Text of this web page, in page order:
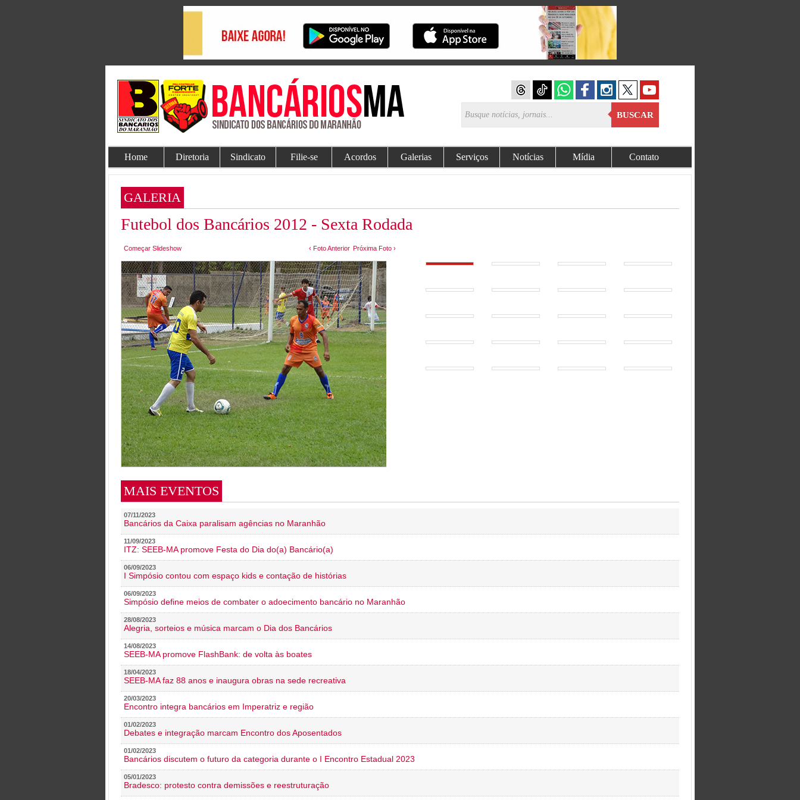
BUSCAR
Home Diretoria Sindicato Filie-se Acordos Galerias Serviços Notícias Mídia Contato
GALERIA
Futebol dos Bancários 2012 - Sexta Rodada
Começar Slideshow ‹ Foto Anterior Próxima Foto ›
MAIS EVENTOS
07/11/2023
Bancários da Caixa paralisam agências no Maranhão
11/09/2023
ITZ: SEEB-MA promove Festa do Dia do(a) Bancário(a)
06/09/2023
I Simpósio contou com espaço kids e contação de histórias
06/09/2023
Simpósio define meios de combater o adoecimento bancário no Maranhão
28/08/2023
Alegria, sorteios e música marcam o Dia dos Bancários
14/08/2023
SEEB-MA promove FlashBank: de volta às boates
18/04/2023
SEEB-MA faz 88 anos e inaugura obras na sede recreativa
20/03/2023
Encontro integra bancários em Imperatriz e região
01/02/2023
Debates e integração marcam Encontro dos Aposentados
01/02/2023
Bancários discutem o futuro da categoria durante o I Encontro Estadual 2023
05/01/2023
Bradesco: protesto contra demissões e reestruturação